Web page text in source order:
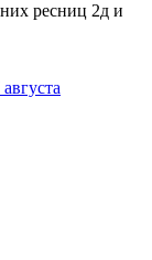
ресниц 2д и
августа